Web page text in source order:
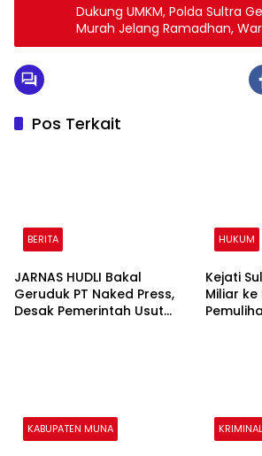
Dukung UMKM, Polda Sultra
Murah Jelang Ramadhan,
Serbu Barang Kebutuhan
Pos Terkait
BERITA
JARNAS HUDLI Bakal
Geruduk PT Naked Press,
Desak Pemerintah Usut
HUKUM
Kejati
Miliar
KABUPATEN MUNA KRIMINAL